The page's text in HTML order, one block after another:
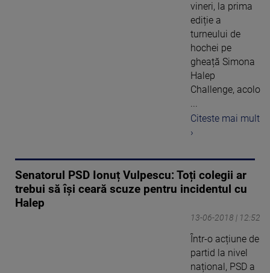
vineri, la prima
ediție a
turneului de
hochei pe
gheață Simona
Halep
Challenge, acolo
...
Citeste mai mult
›
Senatorul PSD Ionuț Vulpescu: Toți colegii ar
trebui să își ceară scuze pentru incidentul cu
Halep
13-06-2018 | 12:52
Într-o acțiune de
partid la nivel
național, PSD a